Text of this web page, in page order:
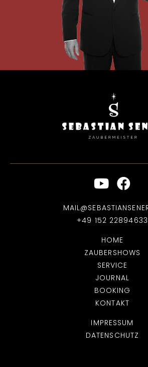
+49 152 22894633
HOME
ZAUBERSHOWS
SERVICE
JOURNAL
BOOKING
KONTAKT
IMPRESSUM
DATENSCHUTZ